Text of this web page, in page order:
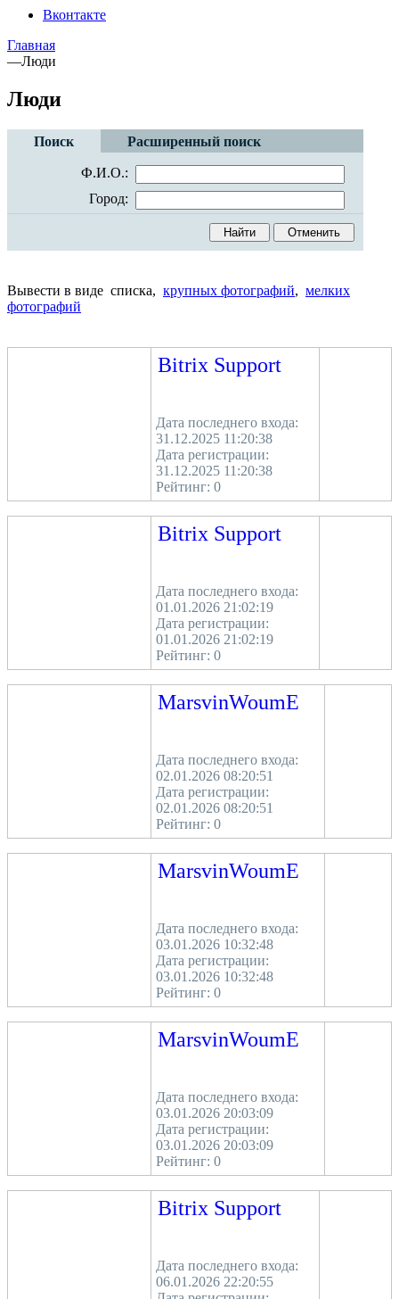
Вконтакте
Главная
—Люди
Люди
Поиск Расширенный поиск
Ф.И.О.:
Город:
Вывести в виде списка, крупных фотографий, мелких
фотографий
Bitrix Support
Дата последнего входа:
31.12.2025 11:20:38
Дата регистрации:
31.12.2025 11:20:38
Рейтинг: 0
Bitrix Support
Дата последнего входа:
01.01.2026 21:02:19
Дата регистрации:
01.01.2026 21:02:19
Рейтинг: 0
MarsvinWoumE
Дата последнего входа:
02.01.2026 08:20:51
Дата регистрации:
02.01.2026 08:20:51
Рейтинг: 0
MarsvinWoumE
Дата последнего входа:
03.01.2026 10:32:48
Дата регистрации:
03.01.2026 10:32:48
Рейтинг: 0
MarsvinWoumE
Дата последнего входа:
03.01.2026 20:03:09
Дата регистрации:
03.01.2026 20:03:09
Рейтинг: 0
Bitrix Support
Дата последнего входа:
06.01.2026 22:20:55